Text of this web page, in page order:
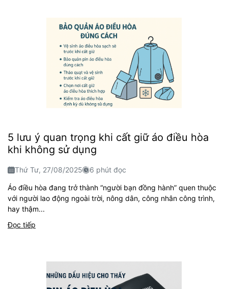
5 lưu ý quan trọng khi cất giữ áo điều hòa
khi không sử dụng
Thứ Tư, 27/08/2025 6 phút đọc
Áo điều hòa đang trở thành “người bạn đồng hành” quen thuộc
với người lao động ngoài trời, nông dân, công nhân công trình,
hay thậm...
Đọc tiếp